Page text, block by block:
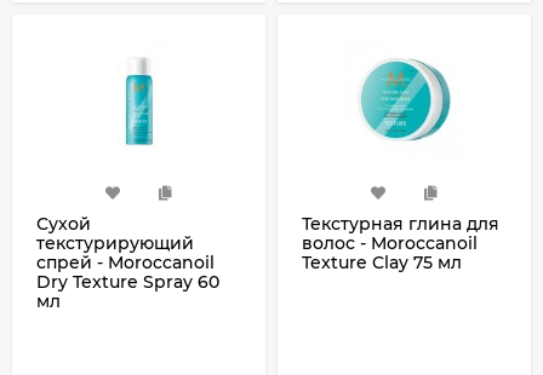
Сухой
текстурирующий
спрей - Moroccanoil
Dry Texture Spray 60
мл
Текстурная глина для
волос - Moroccanoil
Texture Clay 75 мл